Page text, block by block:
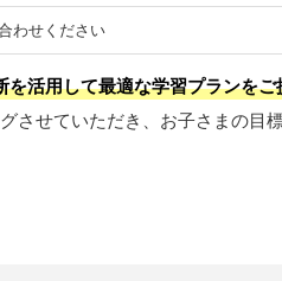
わせください
を活用して最適な学習プランをご
させていただき、お子さまの目